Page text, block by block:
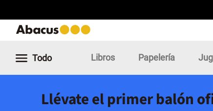
Todo Libros Papelería
Llévate el primer balón